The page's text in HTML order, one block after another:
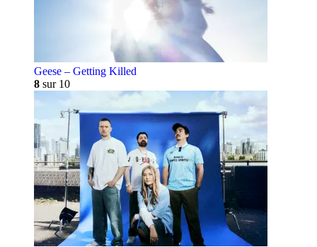
Geese – Getting Killed
8 sur 10